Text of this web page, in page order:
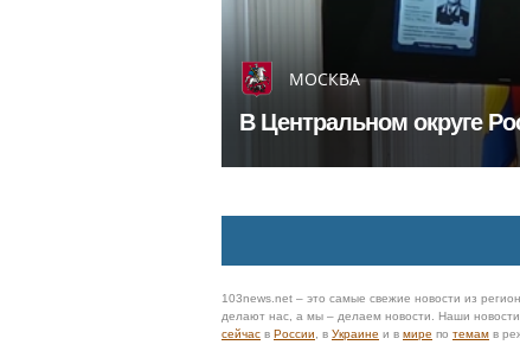
МОСКВА
В Центральном округе
103news.net – это самые свежие новости из
делают нас, а мы – делаем новости. Наши
сейчас в России , в Украине и в мире по темам в